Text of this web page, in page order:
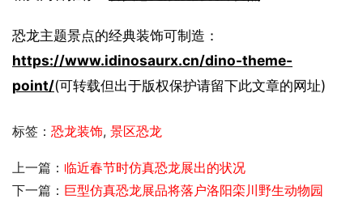
恐龙主题景点的经典装饰可制造：
https://www.idinosaurx.cn/dino-theme-
point/(可转载但出于版权保护请留下此文章的网址)
标签： 恐龙装饰, 景区恐龙
上一篇： 临近春节时仿真恐龙展出的状况
下一篇： 巨型仿真恐龙展品将落户洛阳栾川野生动物园